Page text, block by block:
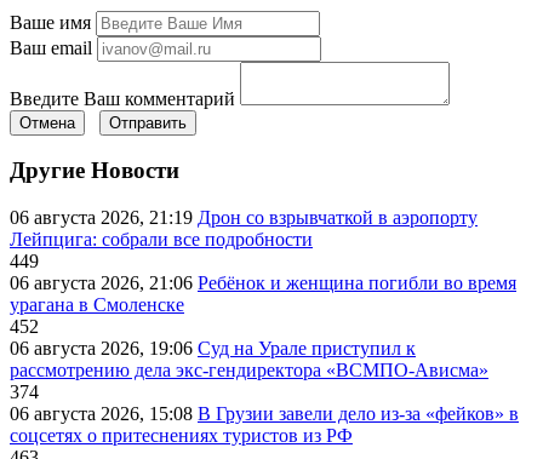
Ваше имя
Ваш email
Введите Ваш комментарий
Отмена Отправить
Другие Новости
06 августа 2026, 21:19 Дрон со взрывчаткой в аэропорту
Лейпцига: собрали все подробности
449
06 августа 2026, 21:06 Ребёнок и женщина погибли во время
урагана в Смоленске
452
06 августа 2026, 19:06 Суд на Урале приступил к
рассмотрению дела экс-гендиректора «ВСМПО-Ависма»
374
06 августа 2026, 15:08 В Грузии завели дело из-за «фейков» в
соцсетях о притеснениях туристов из РФ